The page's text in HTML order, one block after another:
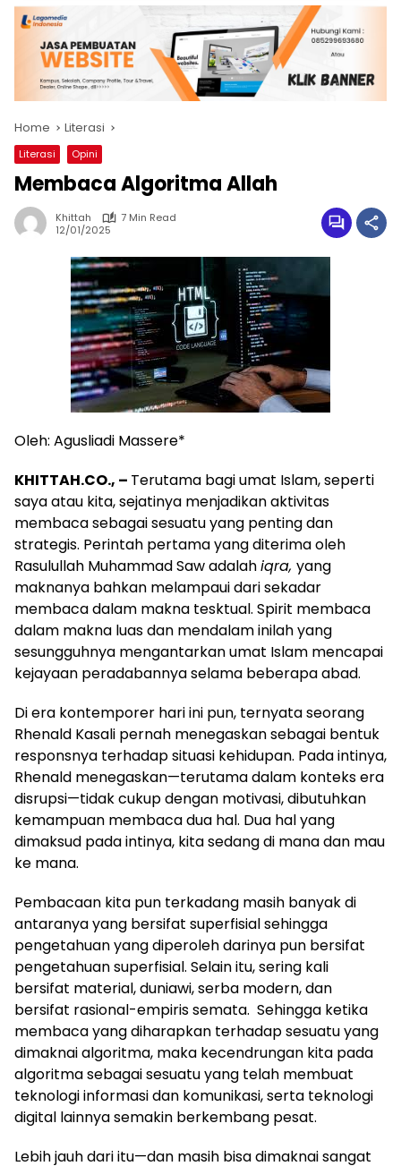
Home Literasi
Literasi Opini
Membaca Algoritma Allah
Khittah
7 Min Read
12/01/2025
Oleh: Agusliadi Massere*
KHITTAH.CO., – Terutama bagi umat Islam, seperti
saya atau kita, sejatinya menjadikan aktivitas
membaca sebagai sesuatu yang penting dan
strategis. Perintah pertama yang diterima oleh
Rasulullah Muhammad Saw adalahiqra, yang
maknanya bahkan melampaui dari sekadar
membaca dalam makna tesktual. Spirit membaca
dalam makna luas dan mendalam inilah yang
sesungguhnya mengantarkan umat Islam mencapai
kejayaan peradabannya selama beberapa abad.
Di era kontemporer hari ini pun, ternyata seorang
Rhenald Kasali pernah menegaskan sebagai bentuk
responsnya terhadap situasi kehidupan. Pada intinya,
Rhenald menegaskan—terutama dalam konteks era
disrupsi—tidak cukup dengan motivasi, dibutuhkan
kemampuan membaca dua hal. Dua hal yang
dimaksud pada intinya, kita sedang di mana dan mau
ke mana.
Pembacaan kita pun terkadang masih banyak di
antaranya yang bersifat superfisial sehingga
pengetahuan yang diperoleh darinya pun bersifat
pengetahuan superfisial. Selain itu, sering kali
bersifat material, duniawi, serba modern, dan
bersifat rasional-empiris semata. Sehingga ketika
membaca yang diharapkan terhadap sesuatu yang
dimaknai algoritma, maka kecendrungan kita pada
algoritma sebagai sesuatu yang telah membuat
teknologi informasi dan komunikasi, serta teknologi
digital lainnya semakin berkembang pesat.
Lebih jauh dari itu—dan masih bisa dimaknai sangat